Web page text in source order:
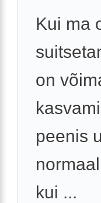
Kui ma
on
peenis
kui ...